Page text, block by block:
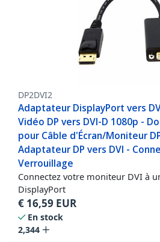
DP2DVI2
Adaptateur DisplayPort vers
Vidéo DP vers DVI-D 1080p -
pour Câble d'Écran/Moniteur
Adaptateur DP vers DVI -
Verrouillage
Connectez votre moniteur DVI à
DisplayPort
€ 16,59 EUR
En stock
2,344